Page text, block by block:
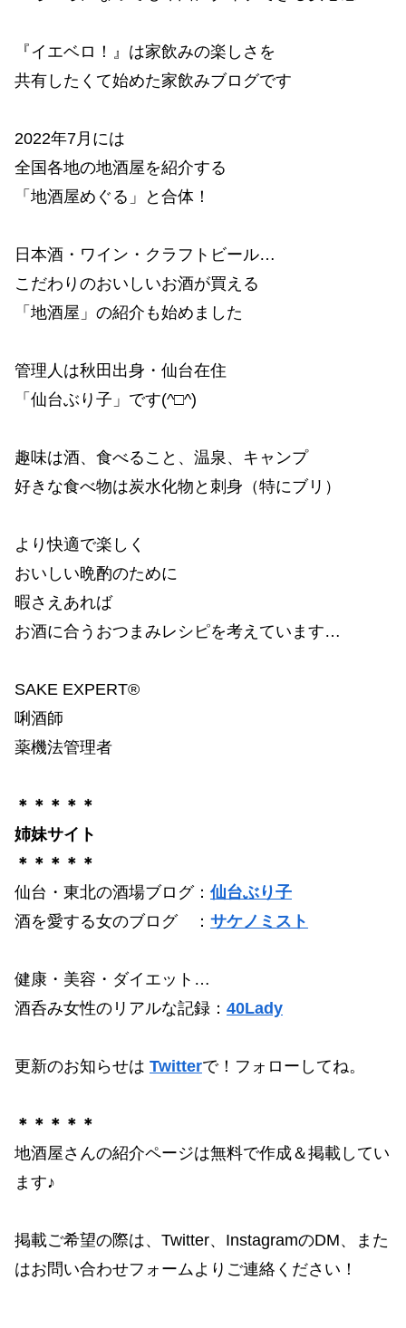
『イエベロ！』は家飲みの楽しさを
共有したくて始めた家飲みブログです
2022年7月には
全国各地の地酒屋を紹介する
「地酒屋めぐる」と合体！
日本酒・ワイン・クラフトビール…
こだわりのおいしいお酒が買える
「地酒屋」の紹介も始めました
管理人は秋田出身・仙台在住
「仙台ぶり子」です(^□^)
趣味は酒、食べること、温泉、キャンプ
好きな食べ物は炭水化物と刺身（特にブリ）
より快適で楽しく
おいしい晩酌のために
暇さえあれば
お酒に合うおつまみレシピを考えています…
SAKE EXPERT®
唎酒師
薬機法管理者
＊＊＊＊＊
姉妹サイト
＊＊＊＊＊
仙台・東北の酒場ブログ： 仙台ぶり子
酒を愛する女のブログ ： サケノミスト
健康・美容・ダイエット…
酒呑み女性のリアルな記録： 40Lady
更新のお知らせは Twitterで！フォローしてね。
＊＊＊＊＊
地酒屋さんの紹介ページは無料で作成＆掲載してい
ます♪
掲載ご希望の際は、Twitter、InstagramのDM、また
はお問い合わせフォームよりご連絡ください！